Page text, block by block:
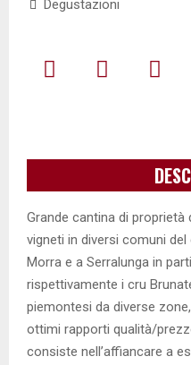
Degustazioni
Grande cantina di proprietà
vigneti in diversi comuni
Morra e a Serralunga in
rispettivamente i cru
piemontesi da diverse
ottimi rapporti qualità/
consiste nell’affiancare a